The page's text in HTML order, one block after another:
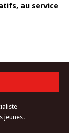
au service
jeunes.